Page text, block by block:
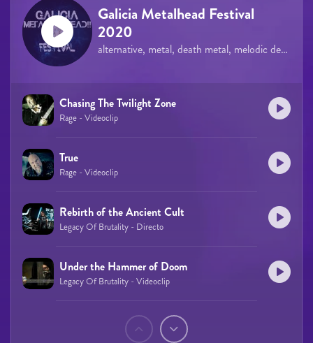
Galicia Metalhead Festival
2020
alternative, metal, death metal, melodic death metal, power metal, rock
Chasing The Twilight Zone
Rage - Videoclip
True
Rage - Videoclip
Rebirth of the Ancient Cult
Legacy Of Brutality - Directo
Under the Hammer of Doom
Legacy Of Brutality - Videoclip